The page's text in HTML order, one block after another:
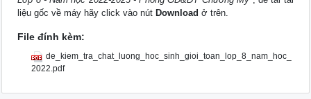
liệu gốc về máy hãy click vào nút Download ở trên.
File đính kèm:
de_kiem_tra_chat_luong_hoc_sinh_gioi_toan_lop_8_nam_hoc_
2022.pdf